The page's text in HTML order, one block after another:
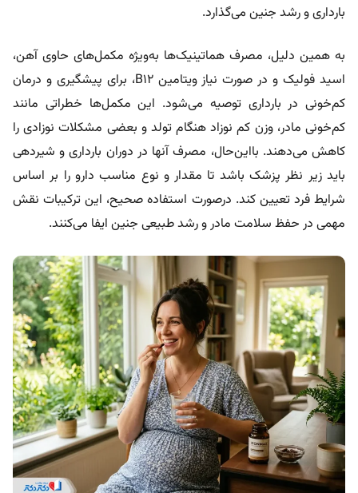
بارداری و رشد جنین می‌گذارد.
به همین دلیل، مصرف هماتینیک‌ها به‌ویژه مکمل‌های حاوی آهن،
اسید فولیک و در صورت نیاز ویتامین B12، برای پیشگیری و درمان
کم‌خونی در بارداری توصیه می‌شود. این مکمل‌ها خطراتی مانند
کم‌خونی مادر، وزن کم نوزاد هنگام تولد و بعضی مشکلات نوزادی را
کاهش می‌دهند. بااین‌حال، مصرف آنها در دوران بارداری و شیردهی
باید زیر نظر پزشک باشد تا مقدار و نوع مناسب دارو را بر اساس
شرایط فرد تعیین کند. درصورت استفاده صحیح، این ترکیبات نقش
مهمی در حفظ سلامت مادر و رشد طبیعی جنین ایفا می‌کنند.